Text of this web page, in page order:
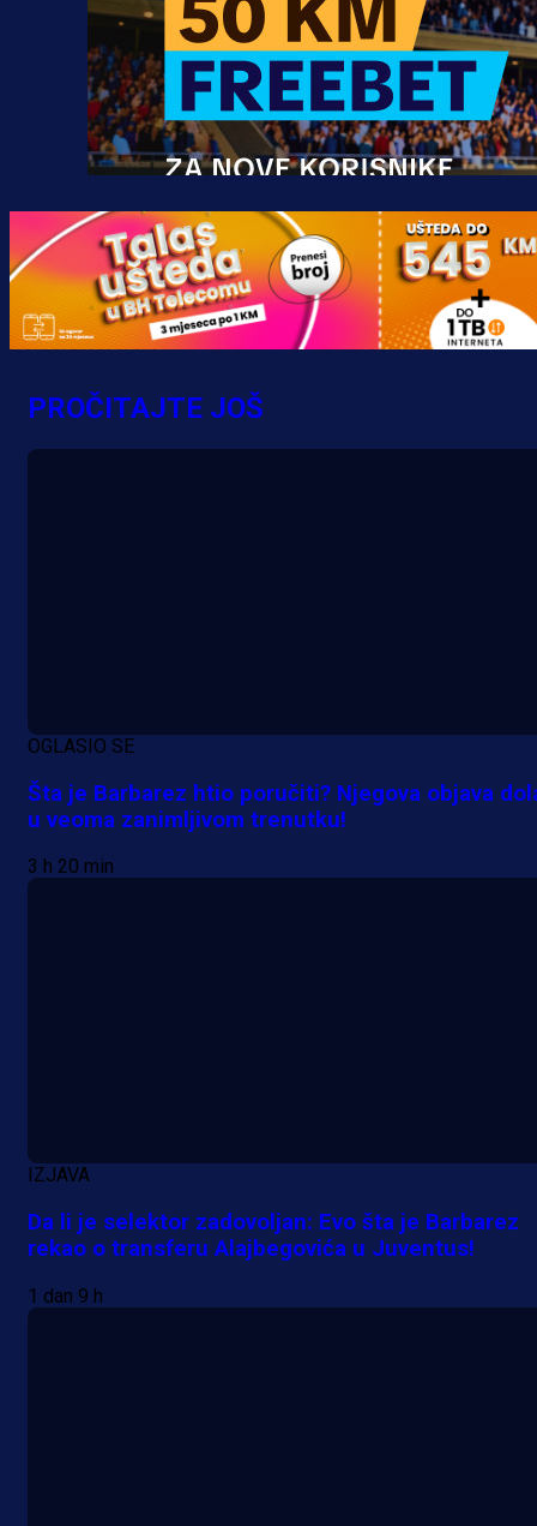
Promo vijesti
MrBit: Isprati kvalifikacije za
evropska takmičenja i preuzmi
bonus dobrodošlice!
PROČITAJTE JOŠ
OGLASIO SE
Šta je Barbarez htio poručiti? Njegova objava
u veoma zanimljivom trenutku!
3 h 20 min
IZJAVA
Da li je selektor zadovoljan: Evo šta je Barbarez
rekao o transferu Alajbegovića u Juventus!
1 dan 9 h